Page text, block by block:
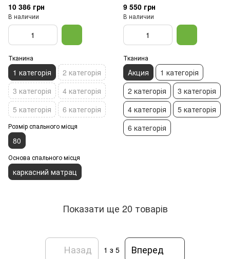
10 386 грн
В наличии
Тканина
1 категорія
2 категорія
3 категорія
4 категорія
5 категорія
6 категорія
Розмір спального місця
80
Основа спального місця
каркасний матрац
9 550 грн
В наличии
Тканина
Акция
1 категорія
2 категорія
3 категорія
4 категорія
5 категорія
6 категорія
Показати ще 20 товарів
Назад 1 з 5 Вперед